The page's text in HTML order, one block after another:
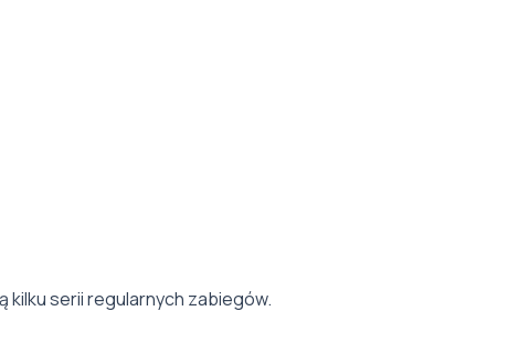
kilku serii regularnych zabiegów.